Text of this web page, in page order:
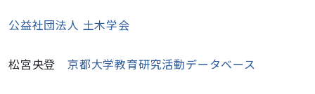
公益社団法人 土木学会
松宮央登 京都大学教育研究活動データベース